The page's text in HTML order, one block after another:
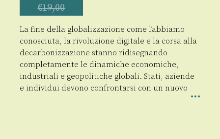
€19,00
La fine della globalizzazione come l’abbiamo
conosciuta, la rivoluzione digitale e la corsa alla
decarbonizzazione stanno ridisegnando
completamente le dinamiche economiche,
industriali e geopolitiche globali. Stati, aziende
e individui devono confrontarsi con un nuovo